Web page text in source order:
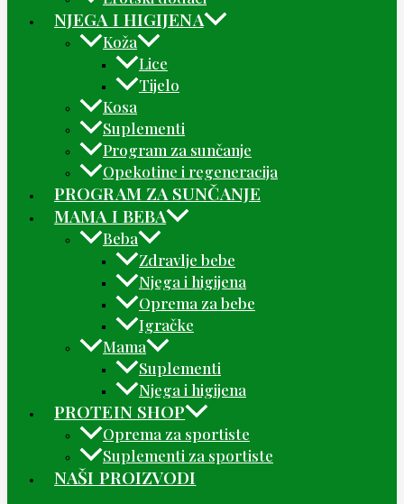
NJEGA I HIGIJENA
Koža
Lice
Tijelo
Kosa
Suplementi
Program za sunčanje
Opekotine i regeneracija
PROGRAM ZA SUNČANJE
MAMA I BEBA
Beba
Zdravlje bebe
Njega i higijena
Oprema za bebe
Igračke
Mama
Suplementi
Njega i higijena
PROTEIN SHOP
Oprema za sportiste
Suplementi za sportiste
NAŠI PROIZVODI